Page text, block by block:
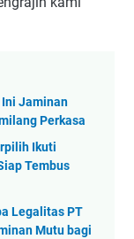
Ini Jaminan
Perkasa
Ikuti
Tembus
Legalitas PT
Mutu bagi